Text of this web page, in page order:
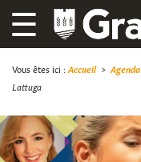
☰
Vous êtes ici : Accueil> Agenda
Lattuga